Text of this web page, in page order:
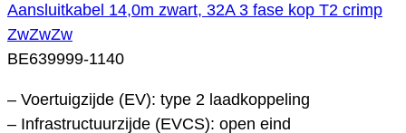
Aansluitkabel 14,0m zwart, 32A 3 fase kop T2 crimp
ZwZwZw
BE639999-1140
– Voertuigzijde (EV): type 2 laadkoppeling
– Infrastructuurzijde (EVCS): open eind